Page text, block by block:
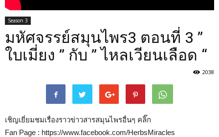
Season 3
มหัศจรรย์สมุนไพร3 ตอนที่ 3 ”
ใบเมี่ยง ” กับ ” ไหลเวียนเลือด “
2038
เชิญเยี่ยมชมเรื่องราวข่าวสารสมุนไพรอื่นๆ คลิ๊ก
Fan Page : https://www.facebook.com/HerbsMiracles